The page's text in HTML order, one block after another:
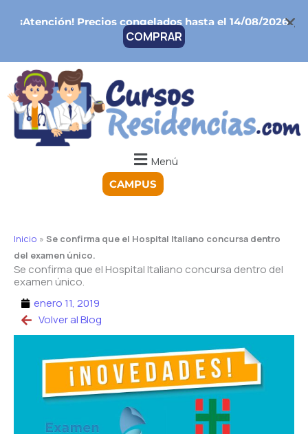
¡Atención!Precios congelados hasta el 14/08/2026
COMPRAR
Menú
CAMPUS
Inicio » Se confirma que el Hospital Italiano concursa dentro
del examen único.
Se confirma que el Hospital Italiano concursa dentro del
examen único.
enero 11, 2019
Volver al Blog